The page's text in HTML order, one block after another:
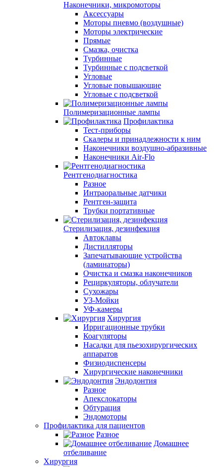
Наконечники, микромоторы
Аксессуары
Моторы пневмо (воздушные)
Моторы электрические
Прямые
Смазка, очистка
Турбинные
Турбинные с подсветкой
Угловые
Угловые повышающие
Угловые с подсветкой
Полимеризационные лампы
Профилактика
Тест-приборы
Скалеры и принадлежности к ним
Наконечники воздушно-абразивные
Наконечники Air-Flo
Рентгенодиагностика
Разное
Интраоральные датчики
Рентген-защита
Трубки портативные
Стерилизация, дезинфекция
Автоклавы
Дистилляторы
Запечатывающие устройства
(ламинаторы)
Очистка и смазка наконечников
Рециркуляторы, облучатели
Сухожары
УЗ-Мойки
УФ-камеры
Хирургия
Ирригационные трубки
Коагуляторы
Насадки для пьезохирургических
аппаратов
Физиодиспенсеры
Хирургические наконечники
Эндодонтия
Разное
Апекслокаторы
Обтурация
Эндомоторы
Профилактика для пациентов
Разное
Домашнее
отбеливание
Хирургия